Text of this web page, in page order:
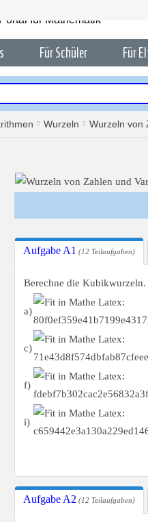
Für Schüler Für
Wurzeln Wurzeln von
Aufgabe A1 (12 Teilaufgaben)
Berechne die Kubikwurzeln.
a)
c)
f)
i)
Aufgabe A2 (12 Teilaufgaben)